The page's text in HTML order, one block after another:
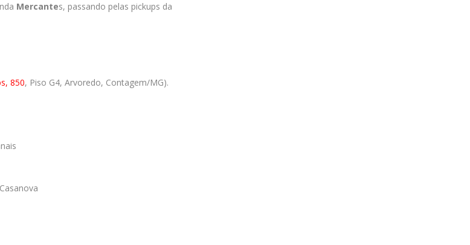
Mercantes, passando pelas pickups da
850, Piso G4, Arvoredo, Contagem/MG).